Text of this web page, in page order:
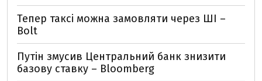
Тепер таксі можна замовляти через ШІ –
Bolt
Путін змусив Центральний банк знизити
базову ставку – Bloomberg